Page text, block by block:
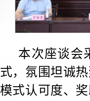
本次座谈会
式，氛围坦诚
模式认可度、